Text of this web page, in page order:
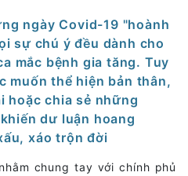
ngày Covid-19 "hoành
sự chú ý đều dành cho
mắc bệnh gia tăng. Tuy
muốn thể hiện bản thân,
hoặc chia sẻ những
dư luận hoang
xáo trộn đời
chung tay với chính phủ